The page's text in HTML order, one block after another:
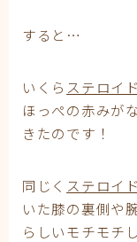
すると…
いくら ステロイド
ほっぺの赤みが
きたのです！
同じく ステロイド
いた膝の裏側や
らしいモチモチ